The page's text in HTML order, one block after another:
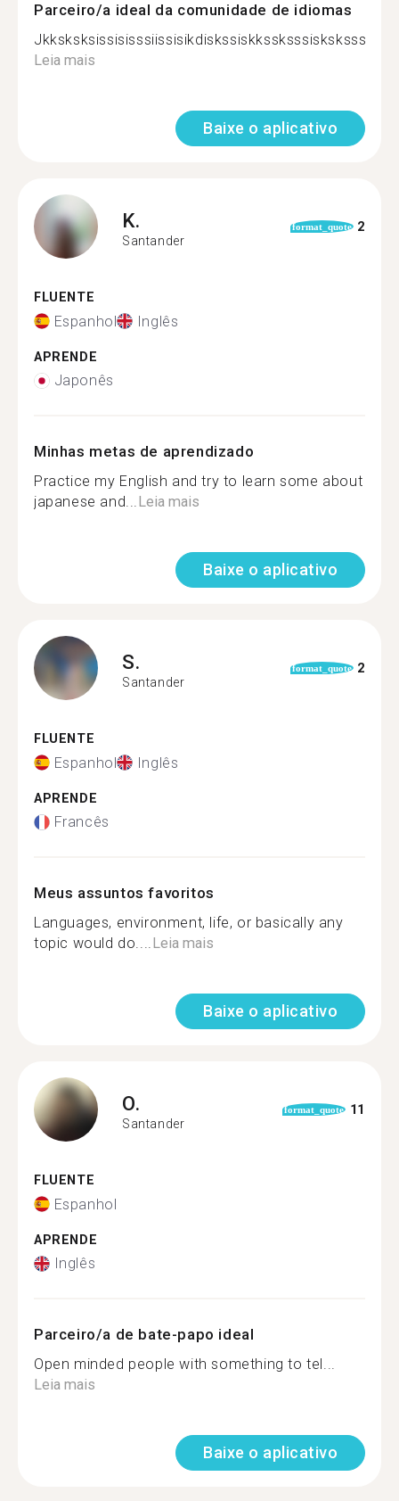
Parceiro/a ideal da comunidade de idiomas
Leia mais
Baixe o aplicativo
K.
Santander
format_quote 2
FLUENTE
Espanhol Inglês
APRENDE
Japonês
Minhas metas de aprendizado
Practice my English and try to learn some about
japanese and...Leia mais
Baixe o aplicativo
S.
Santander
format_quote 2
FLUENTE
Espanhol Inglês
APRENDE
Francês
Meus assuntos favoritos
Languages, environment, life, or basically any
topic would do....Leia mais
Baixe o aplicativo
O.
Santander
format_quote 11
FLUENTE
Espanhol
APRENDE
Inglês
Parceiro/a de bate-papo ideal
Open minded people with something to tel...
Leia mais
Baixe o aplicativo